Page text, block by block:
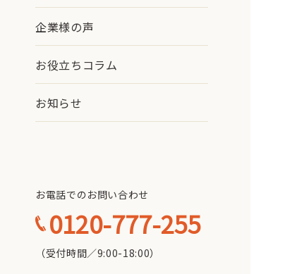
企業様の声
お役立ちコラム
お知らせ
お電話でのお問い合わせ
0120-777-255
（受付時間／9:00-18:00）